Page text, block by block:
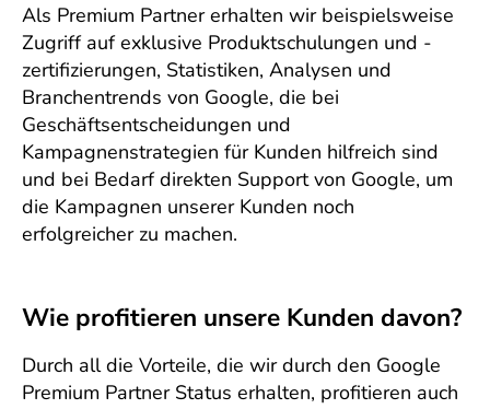
Als Premium Partner erhalten wir beispielsweise
Zugriff auf exklusive Produktschulungen und -
zertifizierungen, Statistiken, Analysen und
Branchentrends von Google, die bei
Geschäftsentscheidungen und
Kampagnenstrategien für Kunden hilfreich sind
und bei Bedarf direkten Support von Google, um
die Kampagnen unserer Kunden noch
erfolgreicher zu machen.
Wie profitieren unsere Kunden davon?
Durch all die Vorteile, die wir durch den Google
Premium Partner Status erhalten, profitieren auch